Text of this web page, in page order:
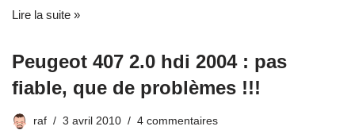
Lire la suite »
Peugeot 407 2.0 hdi 2004 : pas
fiable, que de problèmes !!!
raf 3 avril 2010 4 commentaires